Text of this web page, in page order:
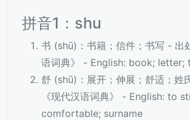
拼音1：shu
书 (shū)：书籍；信件；书写 - 出
语词典》 - English: book; letter;
舒 (shū)：展开；伸展；舒适；姓
《现代汉语词典》 - English: to
comfortable; surname